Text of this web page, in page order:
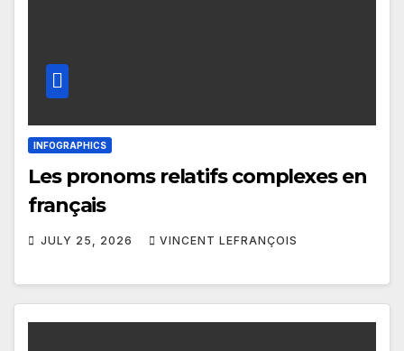
INFOGRAPHICS
Les pronoms relatifs complexes en
français
JULY 25, 2026 VINCENT LEFRANÇOIS